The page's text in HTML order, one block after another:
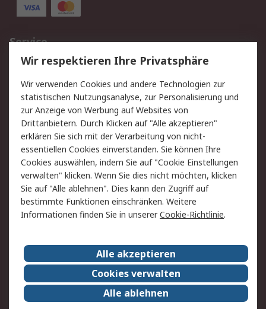
Service
Value Added Services
Lieferlösungen
Rücksendungen
Kontakt
Hilfe
Rechtliches
AGB
Datenschutz
Cookie-Richtlinie
Zahlungsbedingungen
Copyright/Impressum
Über RS
Karriere bei RS
Nachhaltigkeit
Qualität/Umwelt/ZertifikatePresse-Center
Event-Center
Wir respektieren Ihre Privatsphäre
Wir verwenden Cookies und andere Technologien zur
statistischen Nutzungsanalyse, zur Personalisierung und
zur Anzeige von Werbung auf Websites von
Drittanbietern. Durch Klicken auf "Alle akzeptieren"
erklären Sie sich mit der Verarbeitung von nicht-
essentiellen Cookies einverstanden. Sie können Ihre
Cookies auswählen, indem Sie auf "Cookie Einstellungen
verwalten" klicken. Wenn Sie dies nicht möchten, klicken
Sie auf "Alle ablehnen". Dies kann den Zugriff auf
bestimmte Funktionen einschränken. Weitere
Informationen finden Sie in unsererCookie-Richtlinie.
Alle akzeptieren
Cookies verwalten
Alle ablehnen